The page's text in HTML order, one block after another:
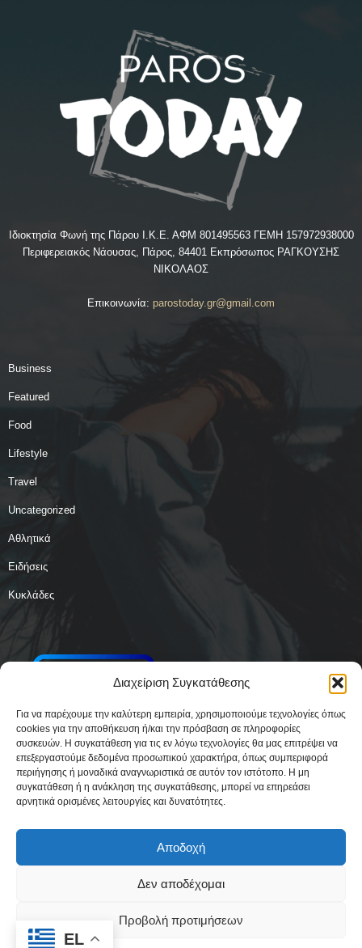
Διαχείριση Συγκατάθεσης
Για να παρέχουμε την καλύτερη εμπειρία, χρησιμοποιούμε τεχνολογίες όπως
cookies για την αποθήκευση ή/και την πρόσβαση σε πληροφορίες
συσκευών. Η συγκατάθεση για τις εν λόγω τεχνολογίες θα μας επιτρέψει να
επεξεργαστούμε δεδομένα προσωπικού χαρακτήρα, όπως συμπεριφορά
περιήγησης ή μοναδικά αναγνωριστικά σε αυτόν τον ιστότοπο. Η μη
συγκατάθεση ή η ανάκληση της συγκατάθεσης, μπορεί να επηρεάσει
αρνητικά ορισμένες λειτουργίες και δυνατότητες.
Αποδοχή
Δεν αποδέχομαι
Προβολή προτιμήσεων
Ιδιοκτησία Φωνή της Πάρου Ι.Κ.Ε. ΑΦΜ 801495563 ΓΕΜΗ 157972938000
Περιφερειακός Νάουσας, Πάρος, 84401 Εκπρόσωπος ΡΑΓΚΟΥΣΗΣ
ΝΙΚΟΛΑΟΣ
Επικοινωνία: parostoday.gr@gmail.com
Business
Featured
Food
Lifestyle
Travel
Uncategorized
Αθλητικά
Ειδήσεις
Κυκλάδες
Όροι Χρήσης
Πολιτική απορρήτου & Cookies
Ταυτότητα
EL